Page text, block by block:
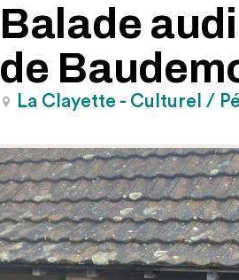
Balade
de
La Clayette - Culturel /